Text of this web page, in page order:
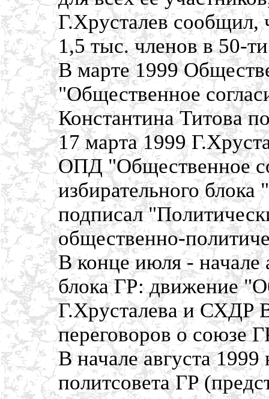
Г.Хрусталев сообщил,
1,5 тыс. членов в 50-
В марте 1999
"Общественное
Константина Титова
17 марта 1999
ОПД "Общественное
избирательного
подписал
общественно-
В конце июля - начале
блока ГР: движение
Г.Хрусталева и СХДР
переговоров о союзе
В начале августа
политсовета ГР